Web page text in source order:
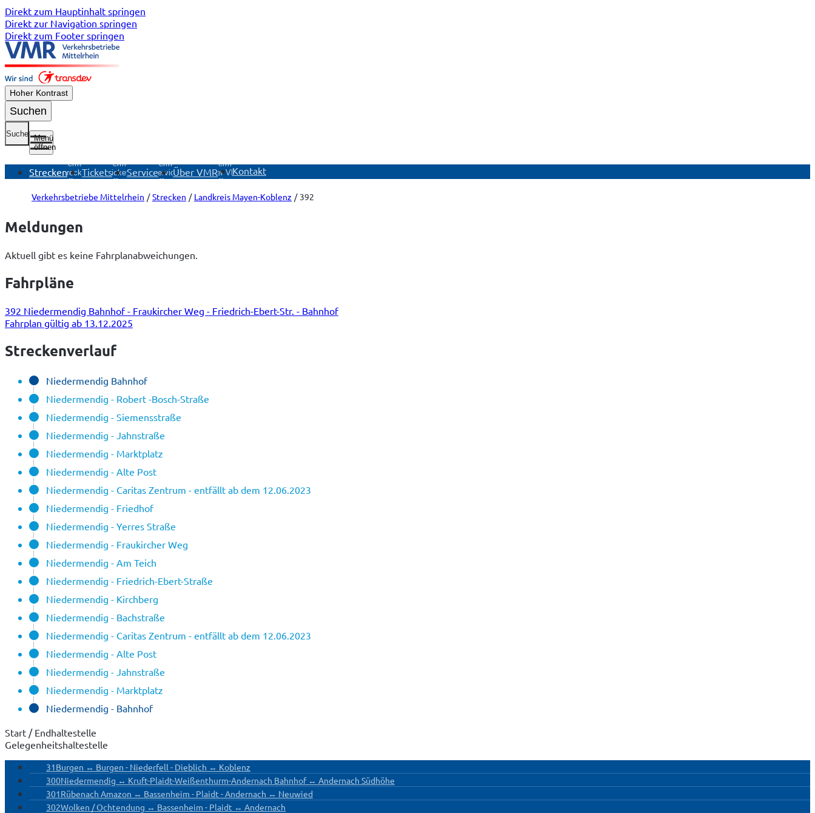
Direkt zum Hauptinhalt springen
Direkt zur Navigation springen
Direkt zum Footer springen
Hoher Kontrast
Suchen
Suche
Menü
öffnen
Strecken
Untermenü
Strecken
öffnen
Tickets
Untermenü
Tickets
öffnen
Service
Untermenü
Service
öffnen
Über VMR
Untermenü
Über VMR
öffnen
Kontakt
Verkehrsbetriebe Mittelrhein Strecken Landkreis Mayen-Koblenz 392
Meldungen
Aktuell gibt es keine Fahrplanabweichungen.
Fahrpläne
392 Niedermendig Bahnhof - Fraukircher Weg - Friedrich-Ebert-Str. - Bahnhof
Fahrplan gültig ab 13.12.2025
Streckenverlauf
Niedermendig Bahnhof
Niedermendig - Robert -Bosch-Straße
Niedermendig - Siemensstraße
Niedermendig - Jahnstraße
Niedermendig - Marktplatz
Niedermendig - Alte Post
Niedermendig - Caritas Zentrum - entfällt ab dem 12.06.2023
Niedermendig - Friedhof
Niedermendig - Yerres Straße
Niedermendig - Fraukircher Weg
Niedermendig - Am Teich
Niedermendig - Friedrich-Ebert-Straße
Niedermendig - Kirchberg
Niedermendig - Bachstraße
Niedermendig - Caritas Zentrum - entfällt ab dem 12.06.2023
Niedermendig - Alte Post
Niedermendig - Jahnstraße
Niedermendig - Marktplatz
Niedermendig - Bahnhof
Start / Endhaltestelle
Gelegenheitshaltestelle
31Burgen ↔ Burgen - Niederfell - Dieblich ↔ Koblenz
300Niedermendig ↔ Kruft-Plaidt-Weißenthurm-Andernach Bahnhof ↔ Andernach Südhöhe
301Rübenach Amazon ↔ Bassenheim - Plaidt - Andernach ↔ Neuwied
302Wolken / Ochtendung ↔ Bassenheim - Plaidt ↔ Andernach